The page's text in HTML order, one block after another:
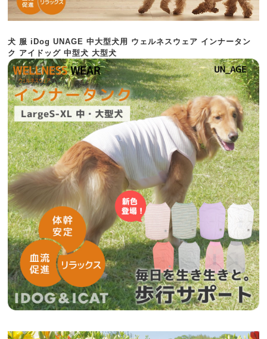
犬 服 iDog UNAGE 中大型犬用 ウェルネスウェア インナータン
ク アイドッグ 中型犬 大型犬